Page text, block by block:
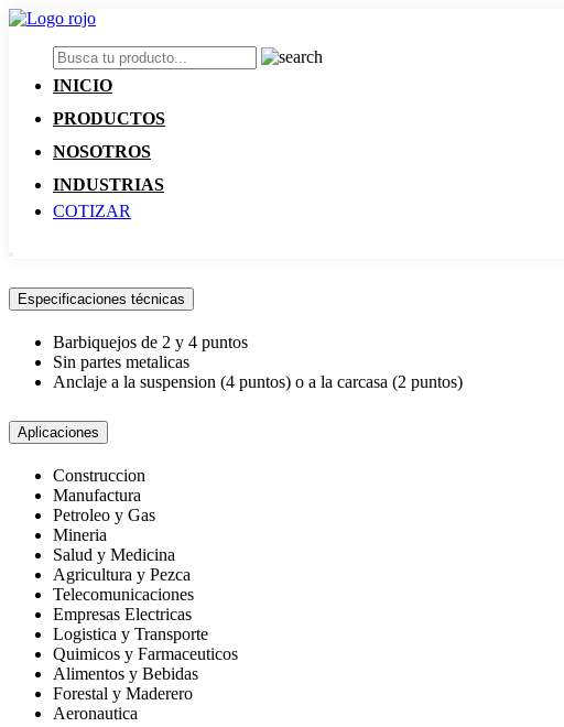
INICIO
PRODUCTOS
NOSOTROS
INDUSTRIAS
COTIZAR
Especificaciones técnicas
Barbiquejos de 2 y 4 puntos
Sin partes metalicas
Anclaje a la suspension (4 puntos) o a la carcasa (2 puntos)
Aplicaciones
Construccion
Manufactura
Petroleo y Gas
Mineria
Salud y Medicina
Agricultura y Pezca
Telecomunicaciones
Empresas Electricas
Logistica y Transporte
Quimicos y Farmaceuticos
Alimentos y Bebidas
Forestal y Maderero
Aeronautica